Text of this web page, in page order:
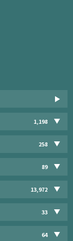
1,198
258
89
13,972
33
64